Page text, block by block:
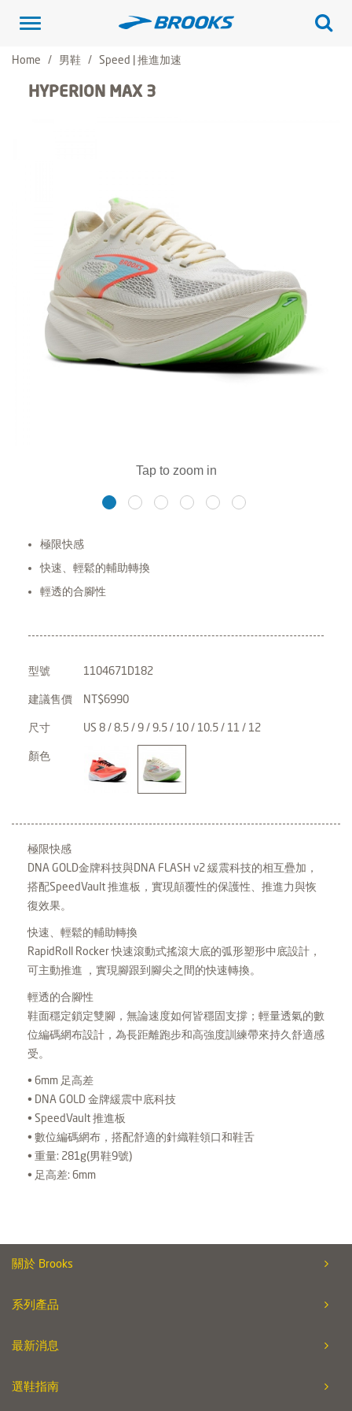
Toggle
Home
男鞋 Speed | 推進加速
HYPERION MAX 3
極限快感
快速、輕鬆的輔助轉換
輕透的合腳性
型號 1104671D182
建議售價 NT$6990
尺寸 US 8 / 8.5 / 9 / 9.5 / 10 / 10.5 / 11 / 12
顏色
極限快感
DNA GOLD金牌科技與DNA FLASH v2 緩震科技的相互疊加，
搭配SpeedVault 推進板，實現顛覆性的保護性、推進力與恢
復效果。
快速、輕鬆的輔助轉換
RapidRoll Rocker 快速滾動式搖滾大底的弧形塑形中底設計，
可主動推進 ，實現腳跟到腳尖之間的快速轉換。
輕透的合腳性
鞋面穩定鎖定雙腳，無論速度如何皆穩固支撐；輕量透氣的數
位編碼網布設計，為長距離跑步和高強度訓練帶來持久舒適感
受。
• 6mm 足高差
• DNA GOLD 金牌緩震中底科技
• SpeedVault 推進板
• 數位編碼網布，搭配舒適的針織鞋領口和鞋舌
• 重量: 281g(男鞋9號)
• 足高差: 6mm
關於 Brooks
系列產品
最新消息
選鞋指南